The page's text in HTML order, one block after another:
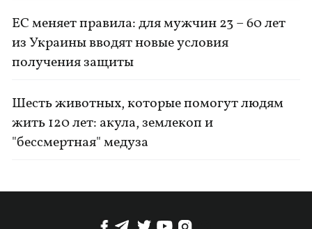
ЕС меняет правила: для мужчин 23 – 60 лет
из Украины вводят новые условия
получения защиты
Шесть животных, которые помогут людям
жить 120 лет: акула, землекоп и
"бессмертная" медуза